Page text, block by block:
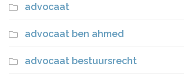
advocaat
advocaat ben ahmed
advocaat bestuursrecht